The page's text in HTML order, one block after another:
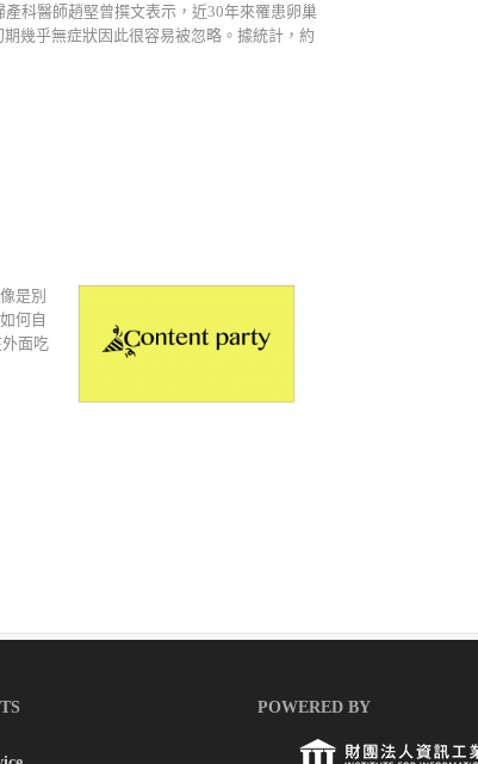
科醫師趙堅曾撰文表示，近30年來罹患卵巢
幾乎無症狀因此很容易被忽略。據統計，約
是別
何自
面吃
POWERED BY